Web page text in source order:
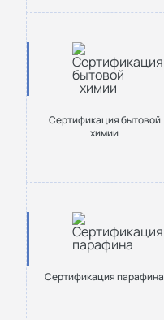
Сертификация бытовой
химии
Сертификация парафина